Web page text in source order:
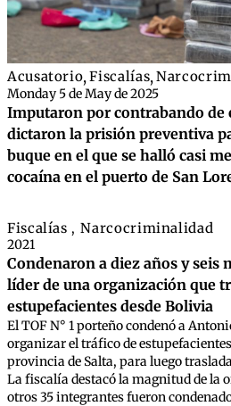
Acusatorio,Fiscalías,
Monday 5 de May de 2025
Imputaron por contrabando de
dictaron la prisión preventiva
buque en el que se halló casi
cocaína en el puerto de San
Fiscalías , Narcocriminalidad
2021
Condenaron a diez años y seis
líder de una organización que
estupefacientes desde Bolivia
El TOF N° 1 porteño condenó a
organizar el tráfico de
provincia de Salta, para luego
La fiscalía destacó la magnitud de la
otros 35 integrantes fueron